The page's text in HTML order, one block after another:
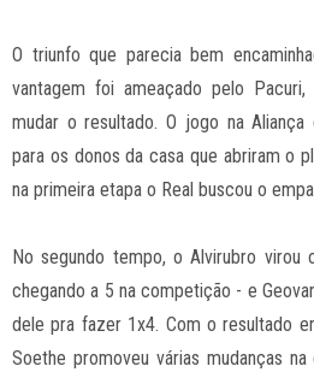
O triunfo que parecia bem
vantagem foi ameaçado pelo
mudar o resultado. O jogo na
para os donos da casa que abriram o
na primeira etapa o Real buscou o
No segundo tempo, o Alvirubro
chegando a 5 na competição - e
dele pra fazer 1x4. Com o resultado
Soethe promoveu várias mudanças